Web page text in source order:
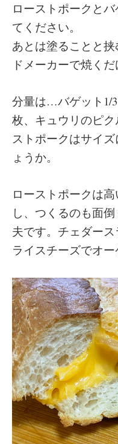
ローストポークと
てください。
あとは塗ることと
ドメーカーで焼くだ
分量は…バゲット1/
枚、キュウリのピ
ストポークはサイ
ょうか。
ローストポークは
し、つくるのも面
夫です。チェダー
ライスチーズでオー